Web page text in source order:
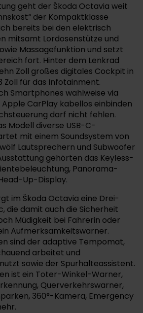
geht der Škoda Octavia weit
der Kompaktklasse
bereits bei den elektrisch
mitsamt Lordosenstütze und
Massagefunktion und setzt
fort. Hinter dem Lenkrad
Zoll großes digitales Cockpit in
Zoll für das Infotainment.
Smartphones wahlweise via
CarPlay kabellos einbinden
darf nicht fehlen.
Modell diverse USB-C-
mit einem Soundsystem von
Lautsprechern und Subwoofer
gehörten das Keyless-
Panorama-
Up-Display.
im Škoda Octavia eine Drei-
die damit auch die Sicherheit
Müdigkeit bei Fahrerin oder
Aufmerksamkeitswarner.
sind der adaptive Tempomat,
arbeitet und
sowie der Spurhalteassistent.
ist ein Toter-Winkel-Warner,
Querverkehrswarner,
360°-Kamera, Emergency